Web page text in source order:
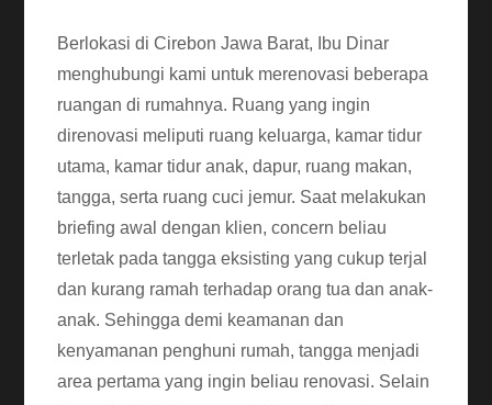
Berlokasi di Cirebon Jawa Barat, Ibu Dinar
menghubungi kami untuk merenovasi beberapa
ruangan di rumahnya. Ruang yang ingin
direnovasi meliputi ruang keluarga, kamar tidur
utama, kamar tidur anak, dapur, ruang makan,
tangga, serta ruang cuci jemur. Saat melakukan
briefing awal dengan klien, concern beliau
terletak pada tangga eksisting yang cukup terjal
dan kurang ramah terhadap orang tua dan anak-
anak. Sehingga demi keamanan dan
kenyamanan penghuni rumah, tangga menjadi
area pertama yang ingin beliau renovasi. Selain